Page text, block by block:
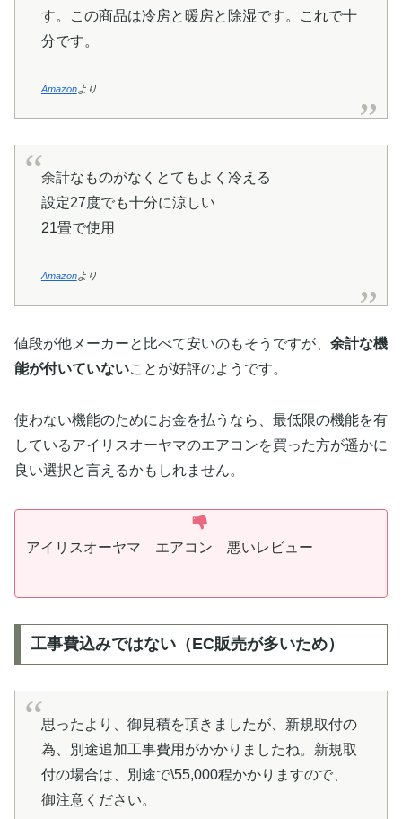
す。この商品は冷房と暖房と除湿です。これで十
分です。
Amazonより
余計なものがなくとてもよく冷える
設定27度でも十分に涼しい
21畳で使用
Amazonより
値段が他メーカーと比べて安いのもそうですが、 余計な機
能が付いていないことが好評のようです。
使わない機能のためにお金を払うなら、最低限の機能を有
しているアイリスオーヤマのエアコンを買った方が遥かに
良い選択と言えるかもしれません。
アイリスオーヤマ エアコン 悪いレビュー
工事費込みではない（EC販売が多いため）
思ったより、御見積を頂きましたが、新規取付の
為、別途追加工事費用がかかりましたね。新規取
付の場合は、別途で\55,000程かかりますので、
御注意ください。